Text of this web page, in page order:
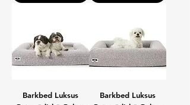
Barkbed Luksus
Barkbed Luksus